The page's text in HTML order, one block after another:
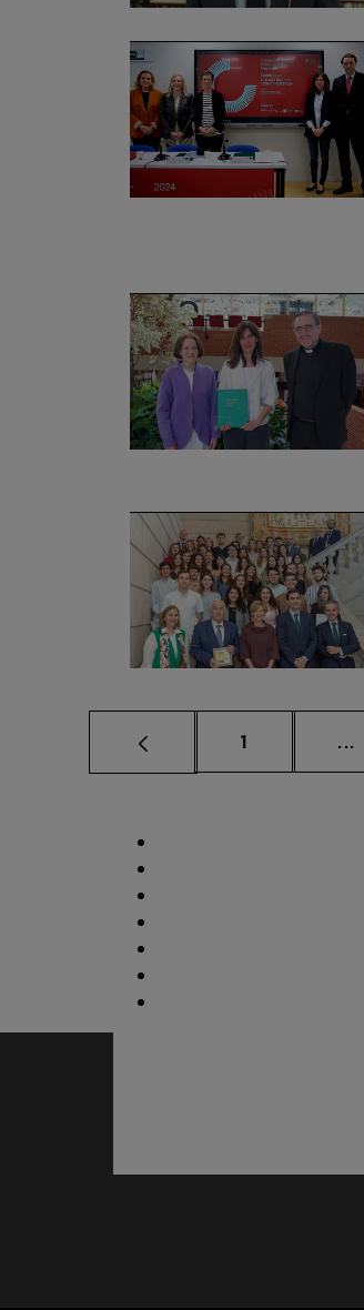
Página
1 ...